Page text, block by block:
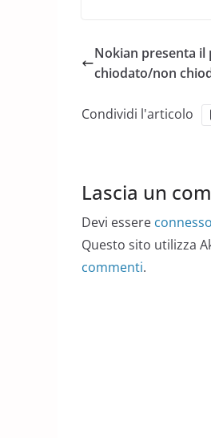
Nokian presenta
chiodato/non
Condividi l'articolo
Lascia un
Devi essere connesso
Questo sito utilizza
commenti.